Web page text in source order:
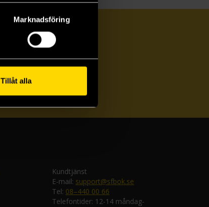
Marknadsföring
Tillåt alla
Kundtjänst
E-mail: support@sfbok.se
Tel: 08–440 00 66
Telefontider: 12-14 måndag-